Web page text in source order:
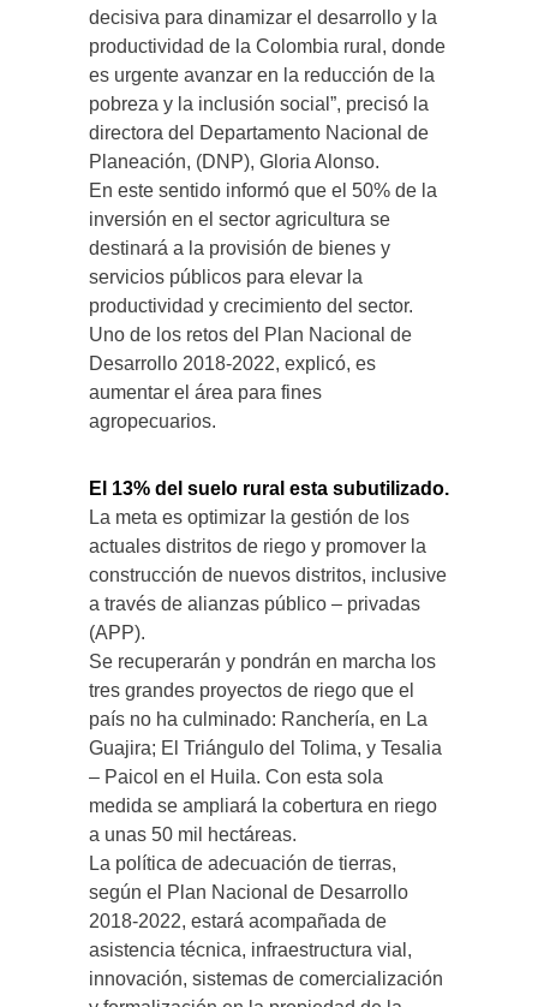
decisiva para dinamizar el desarrollo y la
productividad de la Colombia rural, donde
es urgente avanzar en la reducción de la
pobreza y la inclusión social”, precisó la
directora del Departamento Nacional de
Planeación, (DNP), Gloria Alonso.
En este sentido informó que el 50% de la
inversión en el sector agricultura se
destinará a la provisión de bienes y
servicios públicos para elevar la
productividad y crecimiento del sector.
Uno de los retos del Plan Nacional de
Desarrollo 2018-2022, explicó, es
aumentar el área para fines
agropecuarios.
El 13% del suelo rural esta subutilizado.
La meta es optimizar la gestión de los
actuales distritos de riego y promover la
construcción de nuevos distritos, inclusive
a través de alianzas público – privadas
(APP).
Se recuperarán y pondrán en marcha los
tres grandes proyectos de riego que el
país no ha culminado: Ranchería, en La
Guajira; El Triángulo del Tolima, y Tesalia
– Paicol en el Huila. Con esta sola
medida se ampliará la cobertura en riego
a unas 50 mil hectáreas.
La política de adecuación de tierras,
según el Plan Nacional de Desarrollo
2018-2022, estará acompañada de
asistencia técnica, infraestructura vial,
innovación, sistemas de comercialización